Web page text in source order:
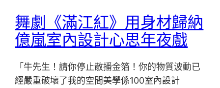
舞劇《滿江紅》用身材歸納
億嵐室內設計心思年夜戲
「牛先生！請你停止散播金箔！你的物質波動已
經嚴重破壞了我的空間美學係100室內設計